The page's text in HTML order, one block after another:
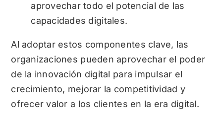
aprovechar todo el potencial de las
capacidades digitales.
Al adoptar estos componentes clave, las
organizaciones pueden aprovechar el poder
de la innovación digital para impulsar el
crecimiento, mejorar la competitividad y
ofrecer valor a los clientes en la era digital.